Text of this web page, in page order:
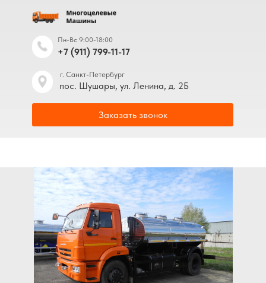
+7 (911) 799-11-17
Пн-Вс 9:00-18:00
Заказать звонок
пос. Шушары, ул. Ленина, д. 2Б
г. Санкт-Петербург